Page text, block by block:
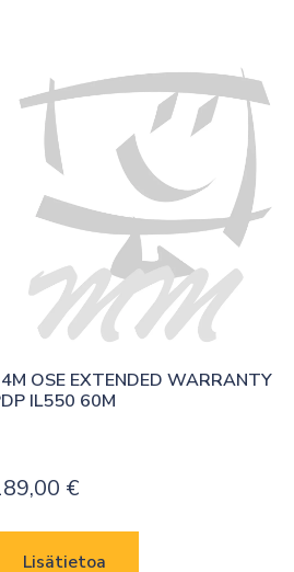
OSE EXTENDED WARRANTY
IL550 60M
€
Lisätietoa